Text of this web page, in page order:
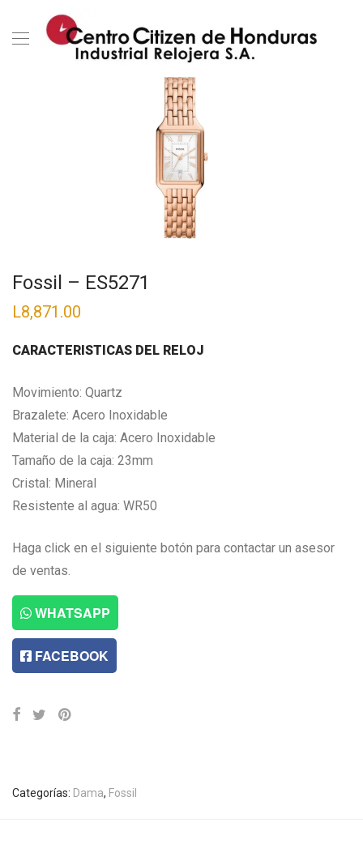
Fossil – ES5271
L8,871.00
CARACTERISTICAS DEL RELOJ
Movimiento: Quartz
Brazalete: Acero Inoxidable
Material de la caja: Acero Inoxidable
Tamaño de la caja: 23mm
Cristal: Mineral
Resistente al agua: WR50
Haga click en el siguiente botón para contactar un asesor
de ventas.
WHATSAPP
FACEBOOK
Categorías: Dama, Fossil